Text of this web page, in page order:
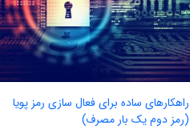
راهکارهای ساده برای فعال سازی رمز پویا
(رمز دوم یک بار مصرف)